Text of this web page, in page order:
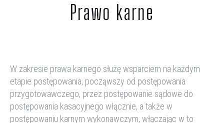
Prawo karne
W zakresie prawa karnego służęwsparciem na każdym
etapie postępowania, począwszy od postępowania
przygotowawczego, przez postępowanie sądowe do
postępowania kasacyjnego włącznie, a także w
postępowaniu karnym wykonawczym, włączając w to